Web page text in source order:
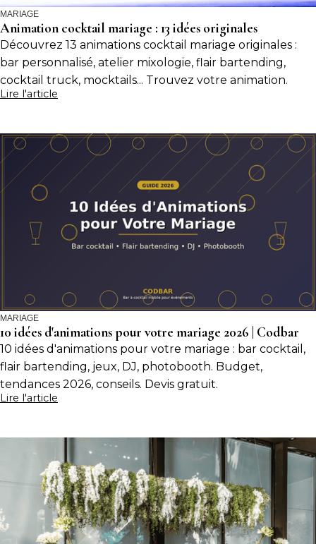
MARIAGE
Animation cocktail mariage : 13 idées originales
Découvrez 13 animations cocktail mariage originales :
bar personnalisé, atelier mixologie, flair bartending,
cocktail truck, mocktails... Trouvez votre animation.
Lire l'article
MARIAGE
10 idées d'animations pour votre mariage 2026 | Codbar
10 idées d'animations pour votre mariage : bar cocktail,
flair bartending, jeux, DJ, photobooth. Budget,
tendances 2026, conseils. Devis gratuit.
Lire l'article